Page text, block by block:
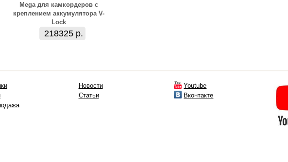
Mega для камкордеров с
креплением аккумулятора V-
Lock
218325 р.
Новости
Статьи
Youtube
Вконтакте